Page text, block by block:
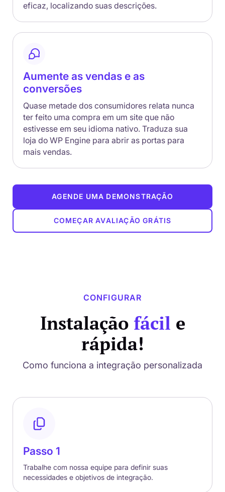
eficaz, localizando suas descrições.
Aumente as vendas e as
conversões
Quase metade dos consumidores relata nunca
ter feito uma compra em um site que não
estivesse em seu idioma nativo. Traduza sua
loja do WP Engine para abrir as portas para
mais vendas.
AGENDE UMA DEMONSTRAÇÃO
COMEÇAR AVALIAÇÃO GRÁTIS
CONFIGURAR
Instalação fácil e
rápida!
Como funciona a integração personalizada
Passo 1
Trabalhe com nossa equipe para definir suas
necessidades e objetivos de integração.